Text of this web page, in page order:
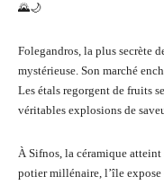
🌄🌙
Folegandros, la plus secrète
mystérieuse. Son marché
Les étals regorgent de fruits
véritables explosions de
À Sifnos, la céramique
potier millénaire, l’île expose